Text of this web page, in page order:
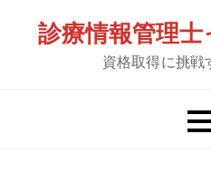
診療情報管理
資格取得に挑戦